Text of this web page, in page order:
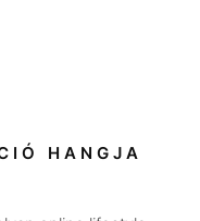
HANGJA